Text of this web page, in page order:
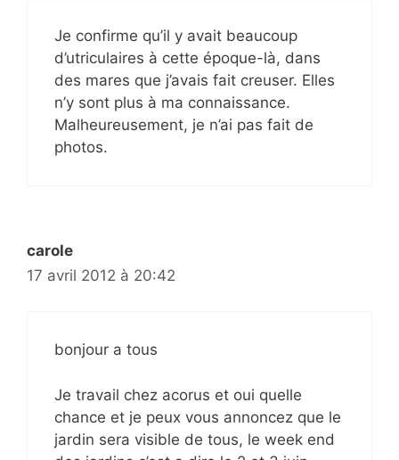
Je confirme qu’il y avait beaucoup
d’utriculaires à cette époque-là, dans
des mares que j’avais fait creuser. Elles
n’y sont plus à ma connaissance.
Malheureusement, je n’ai pas fait de
photos.
carole
17 avril 2012 à 20:42
bonjour a tous
Je travail chez acorus et oui quelle
chance et je peux vous annoncez que le
jardin sera visible de tous, le week end